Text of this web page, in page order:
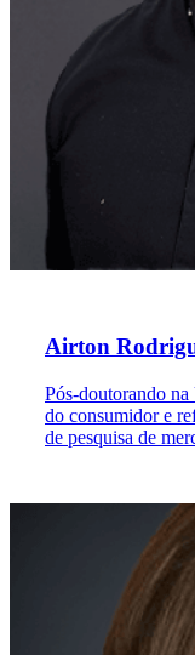
Airton
Pós-doutorando
do consumidor e
de pesquisa de